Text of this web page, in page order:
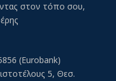
στον τόπο σου,
(Eurobank)
5, Θεσ.